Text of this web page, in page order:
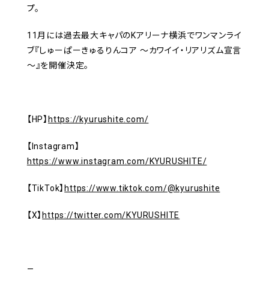
プ。
11月には過去最大キャパのKアリーナ横浜でワンマンライ
ブ『しゅーぱーきゅるりんコア ～カワイイ・リアリズム宣言
～』を開催決定。
【HP】 https://kyurushite.com/
【Instagram】
https://www.instagram.com/KYURUSHITE/
【TikTok】 https://www.tiktok.com/@kyurushite
【X】 https://twitter.com/KYURUSHITE
—